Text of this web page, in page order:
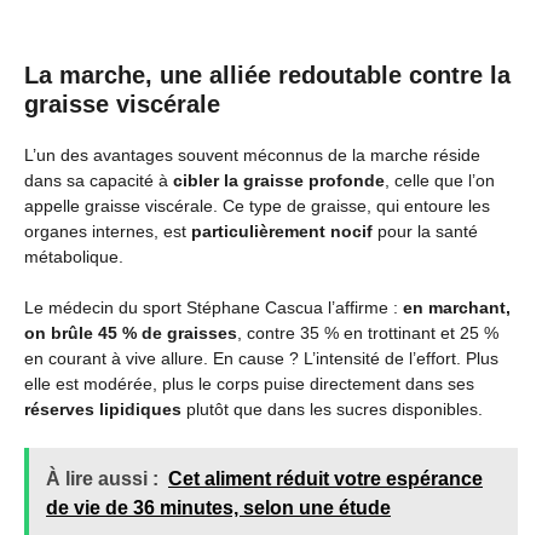
La marche, une alliée redoutable contre la
graisse viscérale
L’un des avantages souvent méconnus de la marche réside
dans sa capacité à cibler la graisse profonde , celle que l’on
appelle graisse viscérale. Ce type de graisse, qui entoure les
organes internes, est particulièrement nocif pour la santé
métabolique.
Le médecin du sport Stéphane Cascua l’affirme : en marchant,
on brûle 45 % de graisses , contre 35 % en trottinant et 25 %
en courant à vive allure. En cause ? L’intensité de l’effort. Plus
elle est modérée, plus le corps puise directement dans ses
réserves lipidiques plutôt que dans les sucres disponibles.
À lire aussi : Cet aliment réduit votre espérance
de vie de 36 minutes, selon une étude